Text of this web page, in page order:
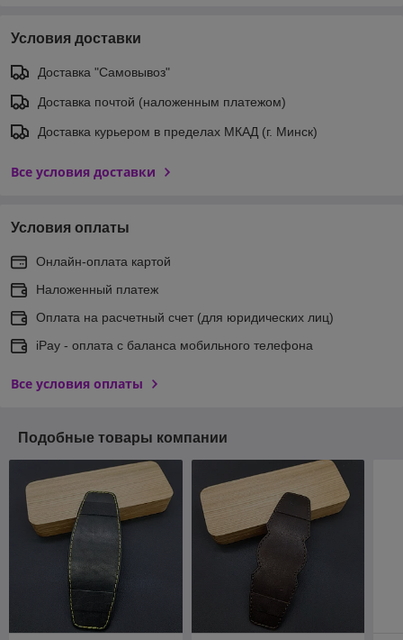
Условия доставки
Доставка "Самовывоз"
Доставка почтой (наложенным платежом)
Доставка курьером в пределах МКАД (г. Минск)
Все условия доставки
Условия оплаты
Онлайн-оплата картой
Наложенный платеж
Оплата на расчетный счет (для юридических лиц)
iPay - оплата с баланса мобильного телефона
Все условия оплаты
Подобные товары компании